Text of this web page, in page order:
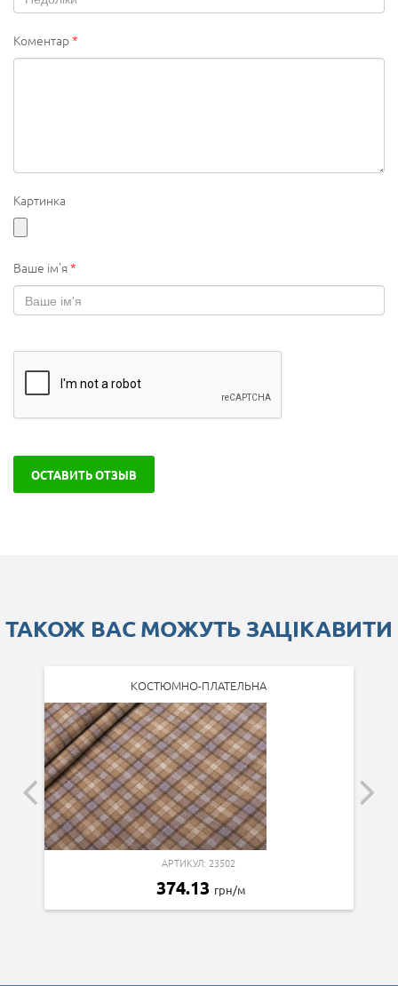
Коментар*
Картинка
Ваше ім'я*
ОСТАВИТЬ ОТЗЫВ
ТАКОЖ ВАС МОЖУТЬ ЗАЦІКАВИТИ
КОСТЮМНО-ПЛАТЕЛЬНА
АРТИКУЛ: 23502
374.13 грн/м